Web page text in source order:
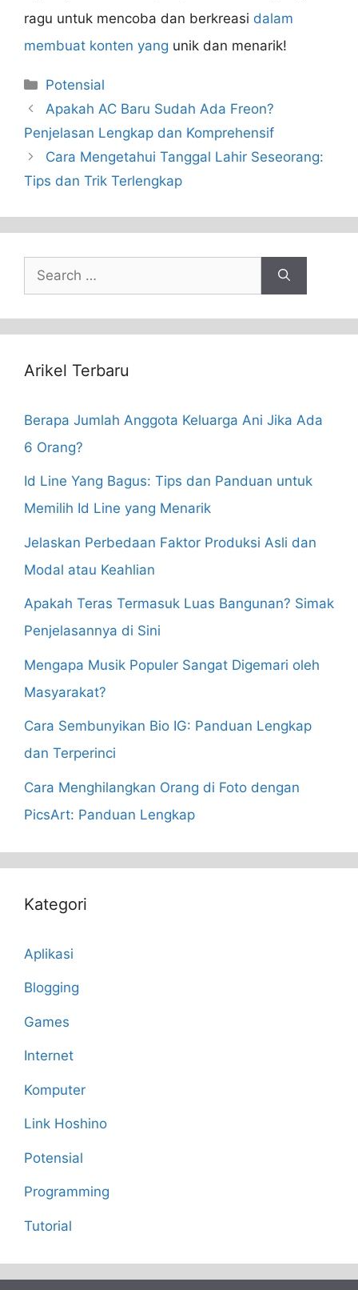
ragu untuk mencoba dan berkreasi dalam
membuat konten yang unik dan menarik!
Categories
Potensial
Apakah AC Baru Sudah Ada Freon?
Penjelasan Lengkap dan Komprehensif
Cara Mengetahui Tanggal Lahir Seseorang:
Tips dan Trik Terlengkap
Search
for:
Arikel Terbaru
Berapa Jumlah Anggota Keluarga Ani Jika Ada
6 Orang?
Id Line Yang Bagus: Tips dan Panduan untuk
Memilih Id Line yang Menarik
Jelaskan Perbedaan Faktor Produksi Asli dan
Modal atau Keahlian
Apakah Teras Termasuk Luas Bangunan? Simak
Penjelasannya di Sini
Mengapa Musik Populer Sangat Digemari oleh
Masyarakat?
Cara Sembunyikan Bio IG: Panduan Lengkap
dan Terperinci
Cara Menghilangkan Orang di Foto dengan
PicsArt: Panduan Lengkap
Kategori
Aplikasi
Blogging
Games
Internet
Komputer
Link Hoshino
Potensial
Programming
Tutorial